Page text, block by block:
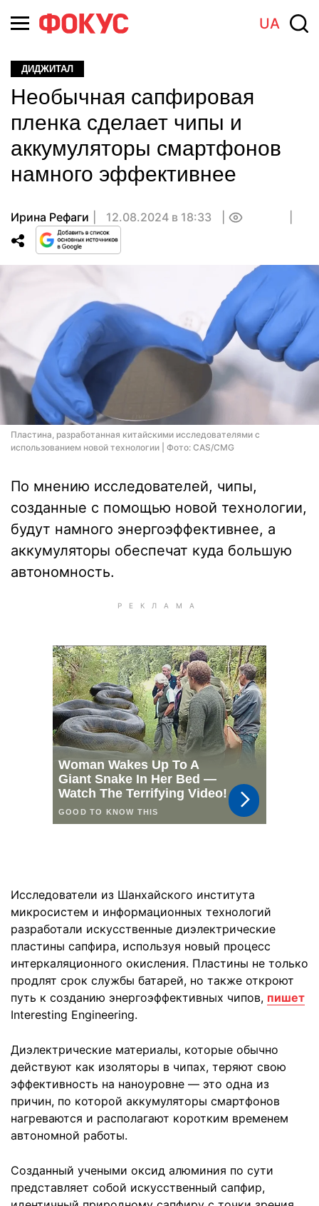
UA
ДИДЖИТАЛ
Необычная сапфировая
пленка сделает чипы и
аккумуляторы смартфонов
намного эффективнее
Ирина Рефаги 12.08.2024 в 18:33
Пластина, разработанная китайскими исследователями с
использованием новой технологии | Фото: CAS/CMG
По мнению исследователей, чипы,
созданные с помощью новой технологии,
будут намного энергоэффективнее, а
аккумуляторы обеспечат куда большую
автономность.
Исследователи из Шанхайского института
микросистем и информационных технологий
разработали искусственные диэлектрические
пластины сапфира, используя новый процесс
интеркаляционного окисления. Пластины не только
продлят срок службы батарей, но также откроют
путь к созданию энергоэффективных чипов, пишет
Interesting Еngineering.
Диэлектрические материалы, которые обычно
действуют как изоляторы в чипах, теряют свою
эффективность на наноуровне — это одна из
причин, по которой аккумуляторы смартфонов
нагреваются и располагают коротким временем
автономной работы.
Созданный учеными оксид алюминия по сути
представляет собой искусственный сапфир,